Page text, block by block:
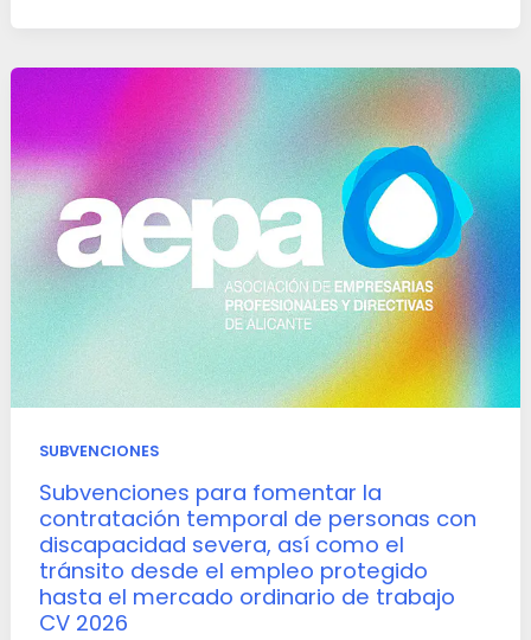
SUBVENCIONES
Subvenciones para fomentar la
contratación temporal de personas con
discapacidad severa, así como el
tránsito desde el empleo protegido
hasta el mercado ordinario de trabajo
CV 2026